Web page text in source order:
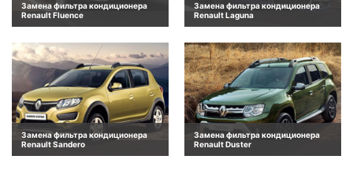
Замена фильтра кондиционера
Renault Fluence
Замена фильтра кондиционера
Renault Laguna
Замена фильтра кондиционера
Renault Sandero
Замена фильтра кондиционера
Renault Duster